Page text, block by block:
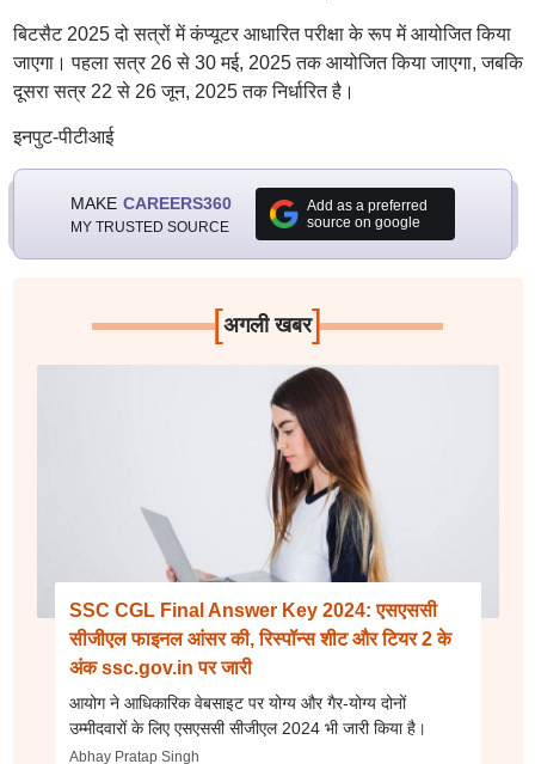
बिटसैट 2025 दो सत्रों में कंप्यूटर आधारित परीक्षा के रूप में आयोजित किया
जाएगा। पहला सत्र 26 से 30 मई, 2025 तक आयोजित किया जाएगा, जबकि
दूसरा सत्र 22 से 26 जून, 2025 तक निर्धारित है।
इनपुट-पीटीआई
MAKE CAREERS360
MY TRUSTED SOURCE
Add as a preferred
source on google
[अगली खबर]
SSC CGL Final Answer Key 2024: एसएससी
सीजीएल फाइनल आंसर की, रिस्पॉन्स शीट और टियर 2 के
अंक ssc.gov.in पर जारी
आयोग ने आधिकारिक वेबसाइट पर योग्य और गैर-योग्य दोनों
उम्मीदवारों के लिए एसएससी सीजीएल 2024 भी जारी किया है।
Abhay Pratap Singh